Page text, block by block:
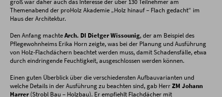
groß war daher auch das Interesse der über 130 Teilnehmer am
Themenabend der proHolz Akademie „Holz hinauf – Flach gedacht“ im
Haus der Architektur.
Den Anfang machteArch. DI Dietger Wissounig, der am Beispiel des
Pflegewohnheims Erika Horn zeigte, was bei der Planung und Ausführung
von Holz-Flachdächern beachtet werden muss, damit Schadensfälle, etwa
durch eindringende Feuchtigkeit, ausgeschlossen werden können.
Einen guten Überblick über die verschiedensten Aufbauvarianten und
welche Details in der Ausführung zu beachten sind, gab HerrZM Johann
Harrer (Strobl Bau – Holzbau). Er empfiehlt Flachdächer mit